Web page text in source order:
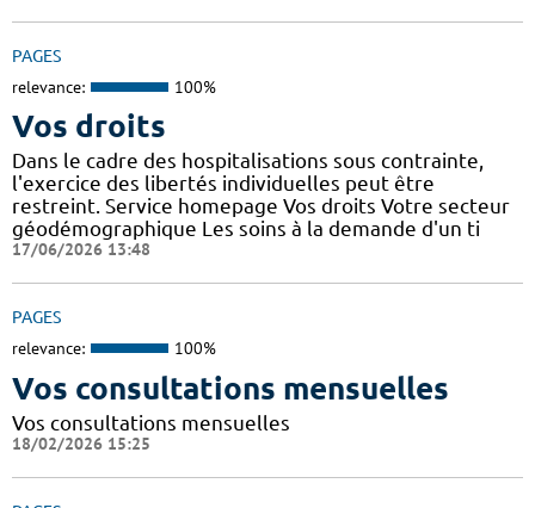
PAGES
relevance: 100%
Vos droits
Dans le cadre des hospitalisations sous contrainte,
l'exercice des libertés individuelles peut être
restreint. Service homepage Vos droits Votre secteur
géodémographique Les soins à la demande d'un ti
17/06/2026 13:48
PAGES
relevance: 100%
Vos consultations mensuelles
Vos consultations mensuelles
18/02/2026 15:25